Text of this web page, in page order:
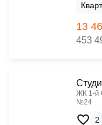
13
453
ЖК 1‑й
№24
2